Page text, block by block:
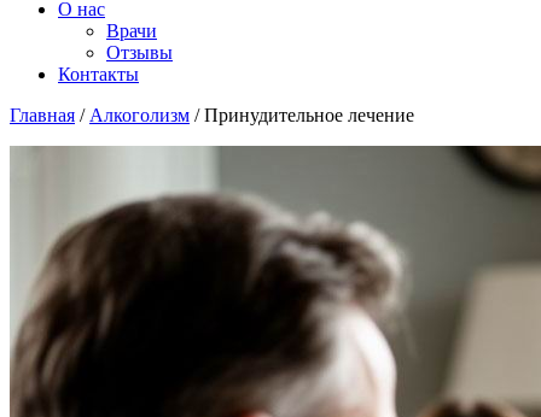
О нас
Врачи
Отзывы
Контакты
Главная / Алкоголизм /Принудительное лечение